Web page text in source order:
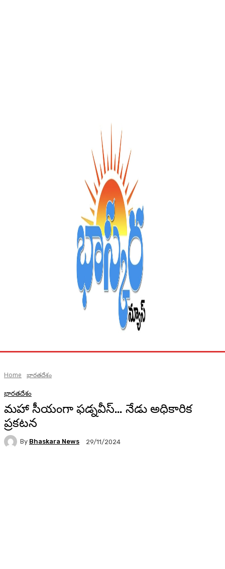
Home భారతదేశం
భారతదేశం
మహా సీయంగా ఫడ్నవీస్… నేడు అధికారిక
ప్రకటన
By Bhaskara News 29/11/2024